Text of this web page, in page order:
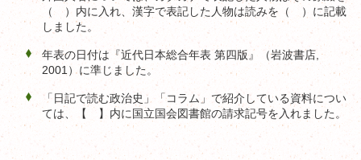
（ ）内に入れ、漢字で表記した人物は読みを（ ）に記載
しました。
年表の日付は『近代日本総合年表 第四版』（岩波書店,
2001）に準じました。
「日記で読む政治史」「コラム」で紹介している資料につい
ては、【 】内に国立国会図書館の請求記号を入れました。